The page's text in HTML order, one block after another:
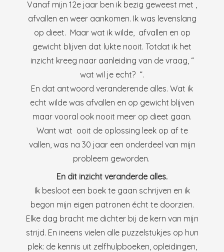
Vanaf mijn 12e jaar ben ik bezig geweest met ,
afvallen en weer aankomen. Ik was levenslang
op dieet. Maar wat ik wilde, afvallen en op
gewicht blijven dat lukte nooit. Totdat ik het
inzicht kreeg naar aanleiding van de vraag, “
wat wil je echt? “.
En dat antwoord veranderende alles. Wat ik
echt wilde was afvallen en op gewicht blijven
maar vooral ook nooit meer op dieet gaan.
Want wat ooit de oplossing leek op af te
vallen, was na 30 jaar een onderdeel van mijn
probleem geworden.
En dit inzicht veranderde alles.
Ik besloot een boek te gaan schrijven en ik
begon mijn eigen patronen écht te doorzien.
Elke dag bracht me dichter bij de kern van mijn
strijd. En ineens vielen alle puzzelstukjes op hun
plek: de kennis uit zelfhulpboeken, opleidingen,